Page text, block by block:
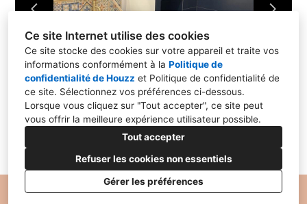
Ce site Internet utilise des cookies
Ce site stocke des cookies sur votre appareil et traite vos
informations conformément à la Politique de
confidentialité de Houzz et Politique de confidentialité de
ce site. Sélectionnez vos préférences ci-dessous.
Lorsque vous cliquez sur "Tout accepter", ce site peut
vous offrir la meilleure expérience utilisateur possible.
Tout accepter
Refuser les cookies non essentiels
Gérer les préférences
Politique de Confidentialité Paramétrage des cookies